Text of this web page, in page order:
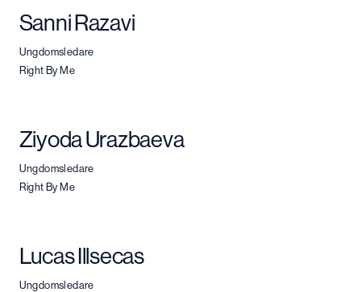
Sanni Razavi
Ungdomsledare
Right By Me
Ziyoda Urazbaeva
Ungdomsledare
Right By Me
Lucas Illsecas
Ungdomsledare